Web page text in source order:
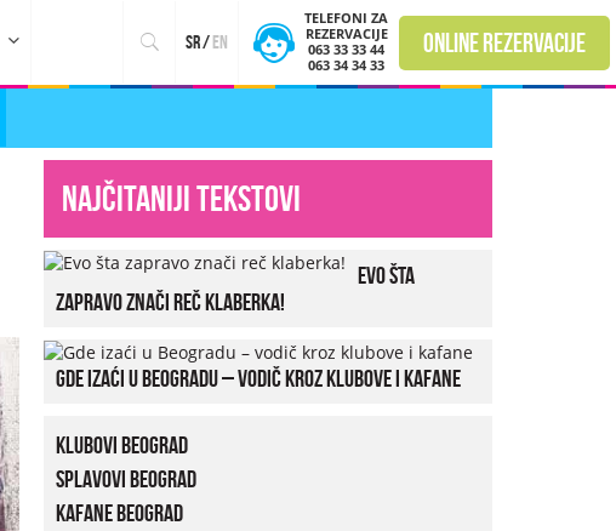
sr/en
TELEFONI ZA
REZERVACIJE
063 33 33 44
063 34 34 33
online rezervacije
Najčitaniji tekstovi
Evo šta
zapravo znači reč klaberka!
Gde izaći u Beogradu – vodič kroz klubove i kafane
Klubovi Beograd
Splavovi Beograd
Kafane Beograd